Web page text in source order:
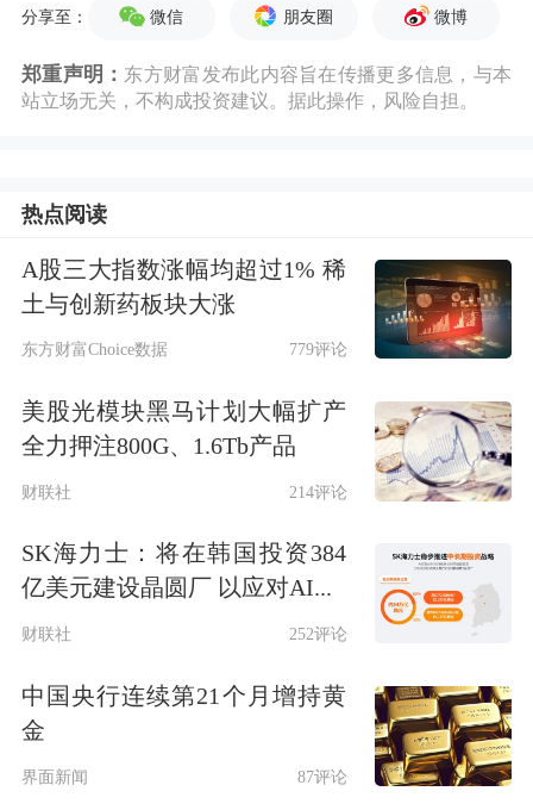
合宏观经济形势变化和民营经济发展实
际，在市场准入、要素获取、公平执
随着市场需求持续恢复，工业生产较快
增长，工业企业营收增长明显加快。
1~2月份，规上工业企业营业收入同比
增长4.5%，比上年全年营收增速高3.4
增长创造有利条件。
分行业来看，超七成行业利润增长，制
造业、电气水业增长较快。1~2月份，
在41个工业大类行业中，有29个行业利
润同比增长，增长面为70.7%，比上年
分享至： 微信 朋友圈 微博
郑重声明： 东方财富发布此内容旨在传播更多信息，与本
站立场无关，不构成投资建议。据此操作，风险自担。
热点阅读
A股三大指数涨幅均超过1% 稀
土与创新药板块大涨
东方财富Choice数据 779评论
美股光模块黑马计划大幅扩产
全力押注800G、1.6Tb产品
财联社 214评论
SK海力士：将在韩国投资384
亿美元建设晶圆厂 以应对AI...
财联社 252评论
中国央行连续第21个月增持黄
金
界面新闻 87评论